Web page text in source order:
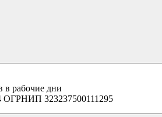
в рабочие дни
ОГРНИП 323237500111295